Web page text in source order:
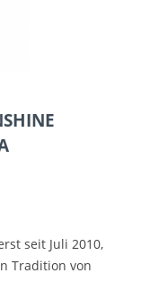
seit Juli 2010,
Tradition von